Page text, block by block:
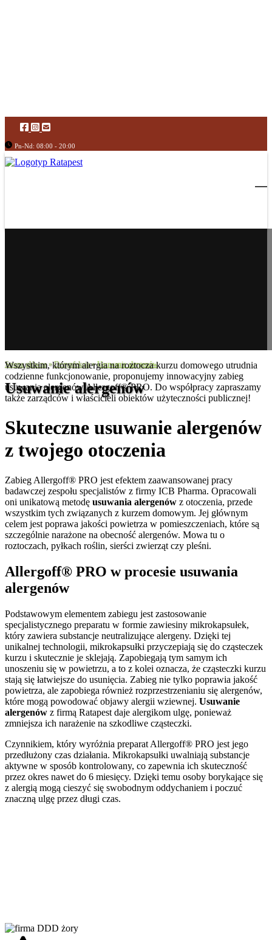
Pn-Nd: 08:00 - 20:00
Strona główna»Dezynfekcja»Usuwanie alergenów
Usuwanie alergenów
Wszystkim, którym alergia na roztocza kurzu domowego utrudnia
codzienne funkcjonowanie, proponujemy innowacyjny zabieg
usuwania alergenów Allergoff® PRO. Do współpracy zapraszamy
także zarządców i właścicieli obiektów użyteczności publicznej!
Skuteczne usuwanie alergenów
z twojego otoczenia
Zabieg Allergoff® PRO jest efektem zaawansowanej pracy
badawczej zespołu specjalistów z firmy ICB Pharma. Opracowali
oni unikatową metodę usuwania alergenów z otoczenia, przede
wszystkim tych związanych z kurzem domowym. Jej głównym
celem jest poprawa jakości powietrza w pomieszczeniach, które są
szczególnie narażone na obecność alergenów. Mowa tu o
roztoczach, pyłkach roślin, sierści zwierząt czy pleśni.
Allergoff® PRO w procesie usuwania
alergenów
Podstawowym elementem zabiegu jest zastosowanie
specjalistycznego preparatu w formie zawiesiny mikrokapsułek,
który zawiera substancje neutralizujące alergeny. Dzięki tej
unikalnej technologii, mikrokapsułki przyczepiają się do cząsteczek
kurzu i skutecznie je sklejają. Zapobiegają tym samym ich
unoszeniu się w powietrzu, a to z kolei oznacza, że cząsteczki kurzu
stają się łatwiejsze do usunięcia. Zabieg nie tylko poprawia jakość
powietrza, ale zapobiega również rozprzestrzenianiu się alergenów,
które mogą powodować objawy alergii wziewnej. Usuwanie
alergenów z firmą Ratapest daje alergikom ulgę, ponieważ
zmniejsza ich narażenie na szkodliwe cząsteczki.
Czynnikiem, który wyróżnia preparat Allergoff® PRO jest jego
przedłużony czas działania. Mikrokapsułki uwalniają substancje
aktywne w sposób kontrolowany, co zapewnia ich skuteczność
przez okres nawet do 6 miesięcy. Dzięki temu osoby borykające się
z alergią mogą cieszyć się swobodnym oddychaniem i poczuć
znaczną ulgę przez długi czas.